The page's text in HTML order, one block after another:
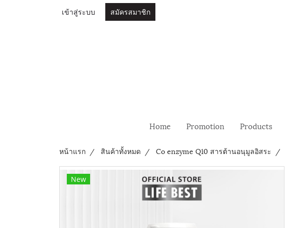
เข้าสู่ระบบ สมัครสมาชิก
Home Promotion Products
หน้าแรก สินค้าทั้งหมด Co enzyme Q10 สารต้านอนุมูลอิสระ
New